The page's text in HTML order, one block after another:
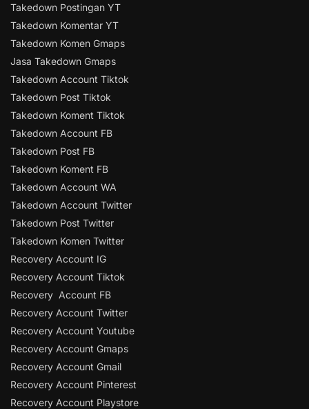
Takedown Postingan YT
Takedown Komentar YT
Takedown Komen Gmaps
Jasa Takedown Gmaps
Takedown Account Tiktok
Takedown Post Tiktok
Takedown Koment Tiktok
Takedown Account FB
Takedown Post FB
Takedown Koment FB
Takedown Account WA
Takedown Account Twitter
Takedown Post Twitter
Takedown Komen Twitter
Recovery Account IG
Recovery Account Tiktok
Recovery Account FB
Recovery Account Twitter
Recovery Account Youtube
Recovery Account Gmaps
Recovery Account Gmail
Recovery Account Pinterest
Recovery Account Playstore